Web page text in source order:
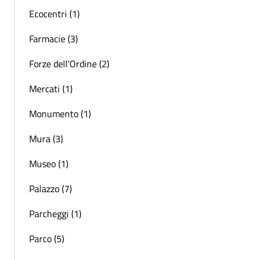
Ecocentri (1)
Farmacie (3)
Forze dell'Ordine (2)
Mercati (1)
Monumento (1)
Mura (3)
Museo (1)
Palazzo (7)
Parcheggi (1)
Parco (5)